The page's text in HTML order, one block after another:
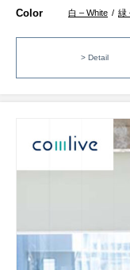
Color 白 – White / 緑
> Detail